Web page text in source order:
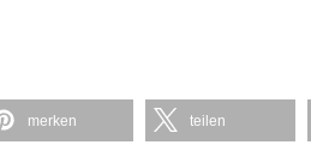
merken teilen